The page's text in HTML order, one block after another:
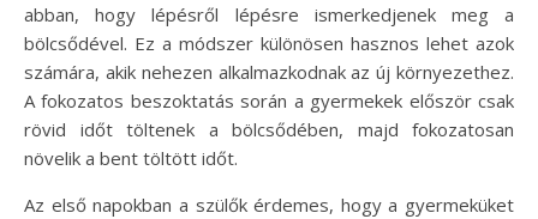
abban, hogy lépésről lépésre ismerkedjenek meg a
bölcsődével. Ez a módszer különösen hasznos lehet azok
számára, akik nehezen alkalmazkodnak az új környezethez.
A fokozatos beszoktatás során a gyermekek először csak
rövid időt töltenek a bölcsődében, majd fokozatosan
növelik a bent töltött időt.
Az első napokban a szülők érdemes, hogy a gyermeküket